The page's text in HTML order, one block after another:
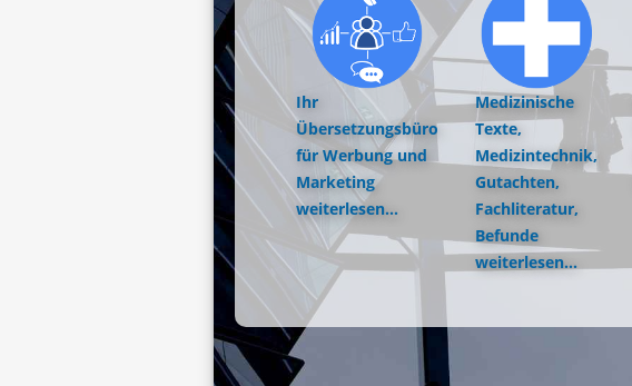
Ihr
Übersetzungsbüro
für Werbung und
Marketing
weiterlesen...
Medizinische
Texte,
Medizintechnik,
Gutachten,
Fachliteratur,
Befunde
weiterlesen...